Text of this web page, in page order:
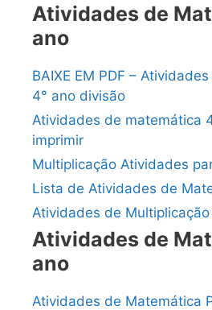
Atividades de
ano
BAIXE EM PDF –
4° ano divisão
Atividades de matemática
imprimir
Multiplicação Atividades
Lista de Atividades de
Atividades de
Atividades de
ano
Atividades de Matemática